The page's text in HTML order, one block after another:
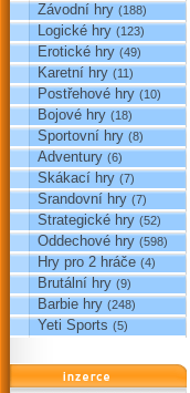
Závodní hry (188)
Logické hry (123)
Erotické hry (49)
Karetní hry (11)
Postřehové hry (10)
Bojové hry (18)
Sportovní hry (8)
Adventury (6)
Skákací hry (7)
Srandovní hry (7)
Strategické hry (52)
Oddechové hry (598)
Hry pro 2 hráče (4)
Brutální hry (9)
Barbie hry (248)
Yeti Sports (5)
reklama